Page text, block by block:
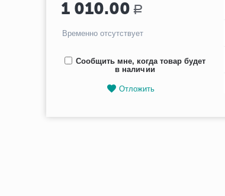
1 010.00 Р
Временно отсутствует
Сообщить мне, когда товар будет
в наличии
Отложить